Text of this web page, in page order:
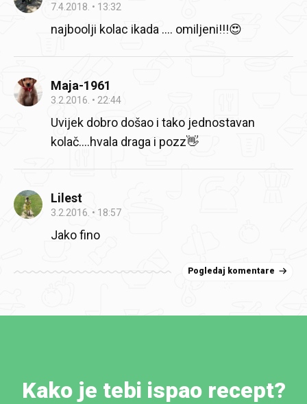
7.4.2018. 13:32
najboolji kolac ikada .... omiljeni!!!😍
Maja-1961
3.2.2016. 22:44
Uvijek dobro došao i tako jednostavan
kolač....hvala draga i pozz👋
Lilest
3.2.2016. 18:57
Jako fino
Pogledaj komentare
Kako je tebi ispao recept?